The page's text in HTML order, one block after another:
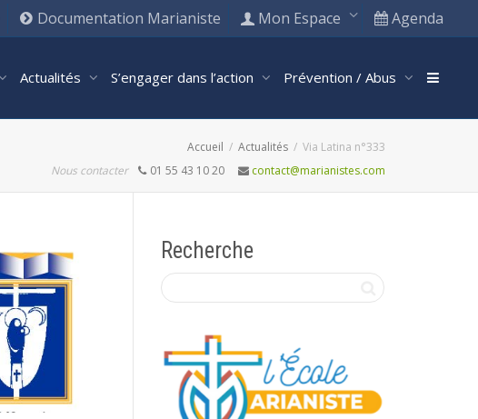
Documentation Marianiste Mon Espace Agenda
Actualités S’engager dans l’action Prévention / Abus
Accueil Actualités
Via Latina n°333
Nous contacter
01 55 43 10 20 contact@marianistes.com
Recherche